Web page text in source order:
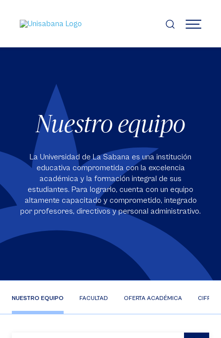
contenido
principal
MENÚ
Nuestro equipo
La Universidad de La Sabana es una institución
educativa comprometida con la excelencia
académica y la formación integral de sus
estudiantes. Para lograrlo, cuenta con un equipo
altamente capacitado y comprometido, integrado
por profesores, directivos y personal administrativo.
NUESTRO EQUIPO FACULTAD OFERTA ACADÉMICA CIFRAS